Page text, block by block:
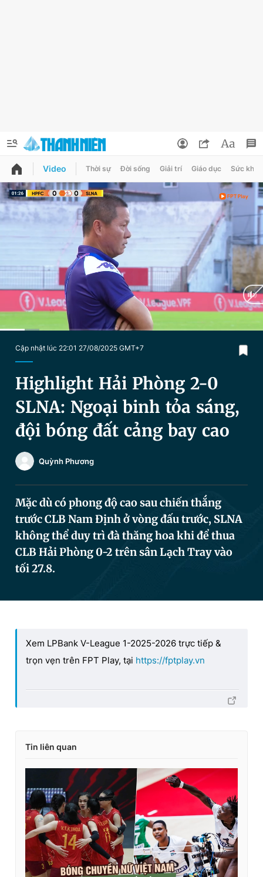
QUẢNG CÁO
Chuyên mục khác
Chào ngày mới Tin 24h
Video Magazine
Sản phẩm khác
Tiện ích Bạn cần biết
Đọc Thanh Niên trên điện thoại
Theo dõi báo trên
Phó tổng biên tập thường trực: Hải Thành
Phó tổng biên tập: Trần Việt Hưng
Tổng thư ký tòa soạn: Đức Trung
Giấy phép xuất bản số 110/GP - BTTTT cấp ngày 24.3.2020
© 2003-2026 Bản quyền thuộc về Báo Thanh Niên. Cấm sao
chép dưới mọi hình thức nếu không có sự chấp thuận bằng văn
bản. Phát triển bởi ePi Technologies, JSC.
Thông tin tài khoản
Đổi mật khẩu
Tin đã lưu
Tin đã xem
Đăng xuất
Video Thời sự Đời sống Giải trí Giáo dục Sức khỏe
Cập nhật lúc 22:01 27/08/2025 GMT+7
Highlight Hải Phòng 2-0
SLNA: Ngoại binh tỏa sáng,
đội bóng đất cảng bay cao
Quỳnh Phương
Mặc dù có phong độ cao sau chiến thắng
trước CLB Nam Định ở vòng đấu trước, SLNA
không thể duy trì đà thăng hoa khi để thua
CLB Hải Phòng 0-2 trên sân Lạch Tray vào
tối 27.8.
Xem LPBank V-League 1-2025-2026 trực tiếp &
trọn vẹn trên FPT Play, tại https://fptplay.vn
Tin liên quan